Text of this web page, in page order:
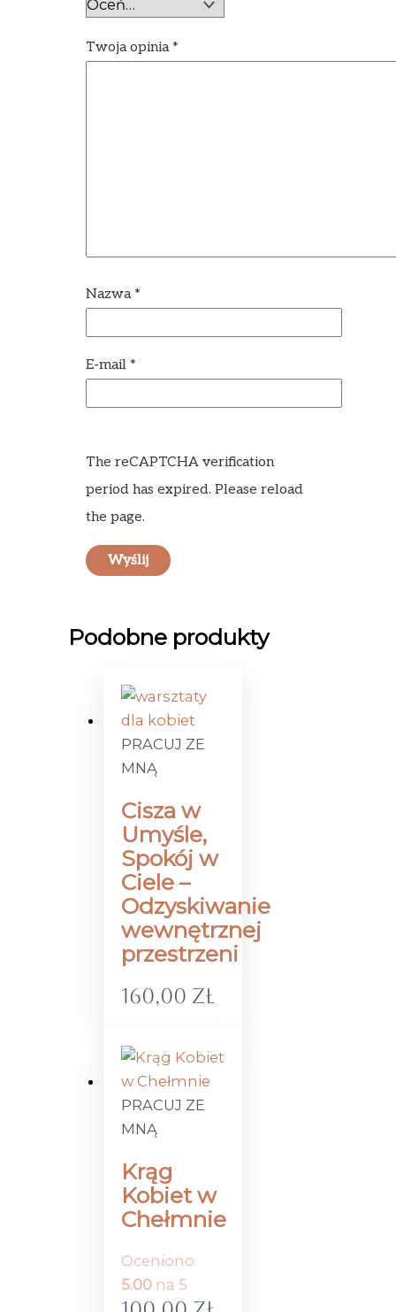
Twoja opinia *
Nazwa *
E-mail *
The reCAPTCHA verification
period has expired. Please reload
the page.
Podobne produkty
PRACUJ ZE
MNĄ
Cisza w
Umyśle,
Spokój w
Ciele –
Odzyskiwanie
wewnętrznej
przestrzeni
160,00 zł
PRACUJ ZE
MNĄ
Krąg
Kobiet w
Chełmnie
Oceniono
5.00na 5